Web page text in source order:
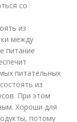
со
из
между
питание
питательных
из
При этом
Хороши для
потому